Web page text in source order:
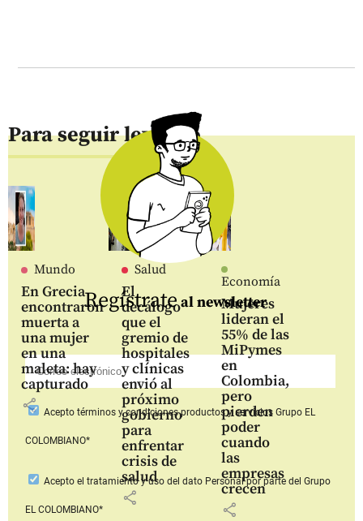
Para seguir leyendo
Mundo
En Grecia
encontraron
muerta a
una mujer
en una
maleta: hay
capturado
share
Salud
El
decálogo
que el
gremio de
hospitales
y clínicas
envió al
próximo
gobierno
para
enfrentar
crisis de
salud
share
Economía
Mujeres
lideran el
55% de las
MiPymes
en
Colombia,
pero
pierden
poder
cuando
las
empresas
crecen
share
Regístrateal newsletter
Aceptotérminos y condiciones productos y serviciosGrupo EL
COLOMBIANO*
Acepto el tratamiento y uso del dato Personalpor parte del Grupo
EL COLOMBIANO*